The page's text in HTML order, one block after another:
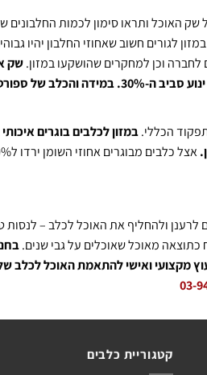
שק האוכל ותראו סימון לכמותהחלבונים
לגורים חשוב שאחוזי החלבון יהיו
לחברה וכן למחקרים שהושקעו במזון.שק
יכיל כ-25% חלבון כאשר אצל גורים אחוז החלבון ינוע סביב ה-30%.
הכללי.במזון לכלבים בוגרים
אצל כלבים מבוגרים אחוזי השומן ירדו ל10% שומן.
לרענן ולהחליף את האוכל לכלב –
כתוצאה מאוכל שאוכלים על גבי שנים.
מקצועי ואישי להתאמת האוכל לכלב
03-
קטגוריית כלבים